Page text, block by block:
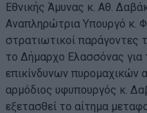
Εθνικής Άμυνας κ. Αθ.
Αναπληρώτρια Υπουργό κ.
στρατιωτικοί παράγοντες
το Δήμαρχο Ελασσόνας
επικίνδυνων
αρμόδιος υφυπουργός κ.
εξετασθεί το αίτημα